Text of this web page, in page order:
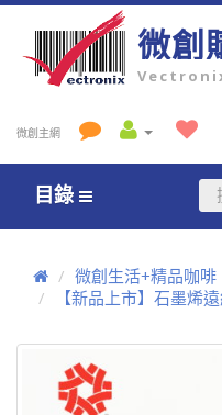
微創
微創主網
目錄
微創生活+精品咖啡
【新品上市】石墨烯